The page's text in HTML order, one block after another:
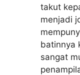
takut
menjadi
batinnya
sangat